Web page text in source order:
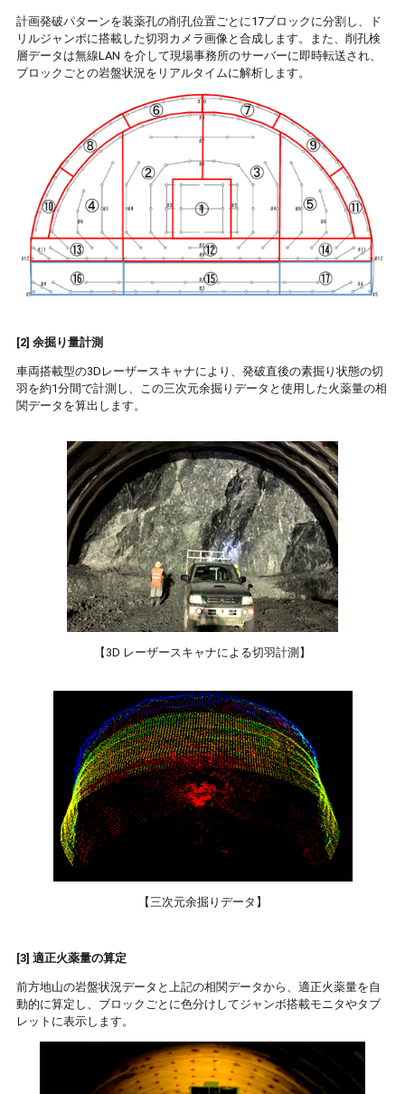
計画発破パターンを装薬孔の削孔位置ごとに17ブロックに分割し、ド
リルジャンボに搭載した切羽カメラ画像と合成します。また、削孔検
層データは無線LAN を介して現場事務所のサーバーに即時転送され、
ブロックごとの岩盤状況をリアルタイムに解析します。
[2] 余掘り量計測
車両搭載型の3Dレーザースキャナにより、発破直後の素掘り状態の切
羽を約1分間で計測し、この三次元余掘りデータと使用した火薬量の相
関データを算出します。
【3D レーザースキャナによる切羽計測】
【三次元余掘りデータ】
[3] 適正火薬量の算定
前方地山の岩盤状況データと上記の相関データから、適正火薬量を自
動的に算定し、ブロックごとに色分けしてジャンボ搭載モニタやタブ
レットに表示します。